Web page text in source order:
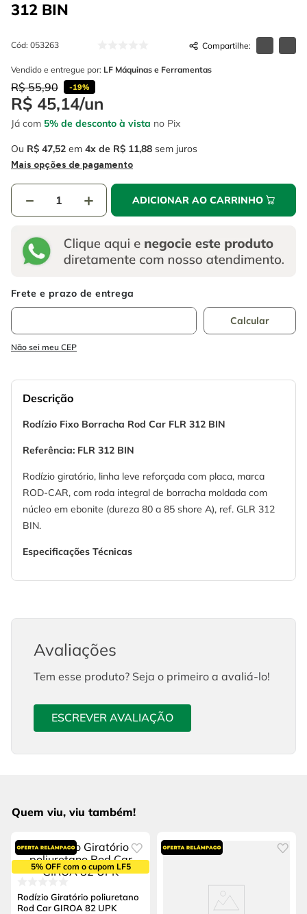
312 BIN
Cód: 053263
Vendido e entregue por: LF Máquinas e Ferramentas
R$ 55,90 -19%
R$ 45,14/un
Já com 5% de desconto à vista no Pix
Ou R$ 47,52 em 4 R$ 11,88 sem juros
Mais opções de pagamento
＋
－ ADICIONAR AO CARRINHO
Não sei meu CEP
Descrição
Rodízio Fixo Borracha Rod Car FLR 312 BIN
Referência: FLR 312 BIN
Rodízio giratório, linha leve reforçada com placa, marca
ROD-CAR, com roda integral de borracha moldada com
núcleo em ebonite (dureza 80 a 85 shore A), ref. GLR 312
BIN.
Especificações Técnicas
Avaliações
Tem esse produto? Seja o primeiro a avaliá-lo!
ESCREVER AVALIAÇÃO
Quem viu, viu também!
5% OFF com o cupom LF5
Rodízio Giratório poliuretano
Rod Car GIROA 82 UPK
6º serra copo
9º lavadora alta pressão
alicate
º escada
º luva
º fio
10º alicate